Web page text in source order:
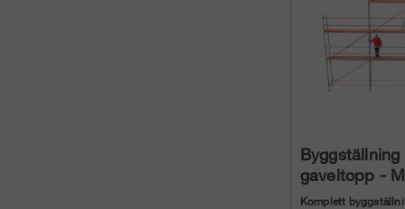
Byggställning
gaveltopp -
Rotax Hybrid
Komplett